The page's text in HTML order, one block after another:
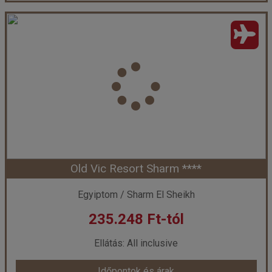
Falcon Hills Hotel ***
Sharm El Sheikh
Utazás módja:
Ellátás:
Félpanzió
Szálláskategória:Hotel ***
standard szoba
Időpont: 2026-09-22 | 7 éj
már 233.065 Ft-tól
Időpontok és árak
Old Vic Resort Sharm ****
Egyiptom / Sharm El Sheikh
235.248 Ft-tól
Ellátás: All inclusive